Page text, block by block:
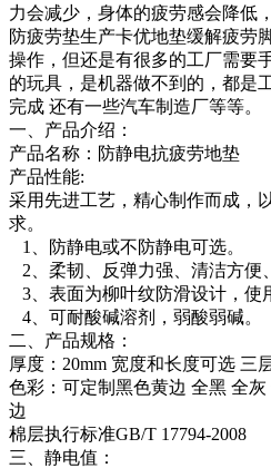
力会减少，身体的疲劳感会降低
防疲劳垫生产卡优地垫缓解疲劳
操作，但还是有很多的工厂需要
的玩具，是机器做不到的，都是
完成 还有一些汽车制造厂等等。
一、产品介绍：
产品名称：防静电抗疲劳地垫
产品性能:
采用先进工艺，精心制作而成，
求。
1、防静电或不防静电可选。
2、柔韧、反弹力强、清洁方便
3、表面为柳叶纹防滑设计，使
4、可耐酸碱溶剂，弱酸弱碱。
二、产品规格：
厚度：20mm 宽度和长度可选 三
色彩：可定制黑色黄边 全黑 全
边
棉层执行标准GB/T 17794-2008
三、静电值：